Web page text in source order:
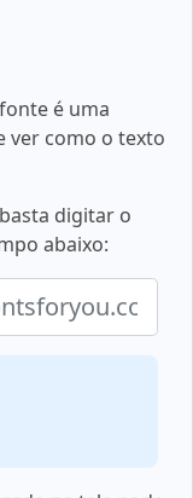
é uma
ver como o texto
digitar o
abaixo: